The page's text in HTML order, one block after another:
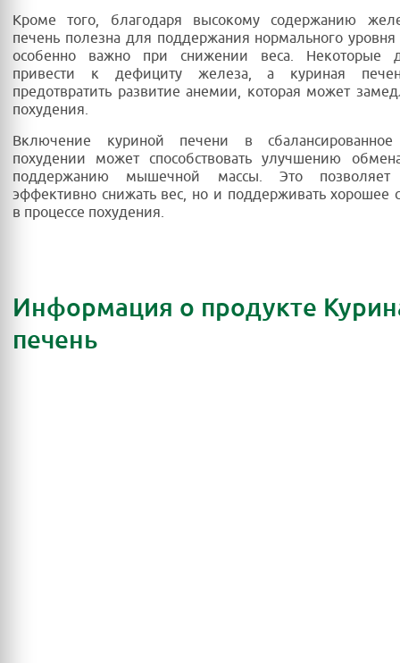
Кроме того, благодаря высокому содержанию
печень полезна для поддержания нормального уровня
особенно важно при снижении веса. Некоторые
привести к дефициту железа, а куриная
предотвратить развитие анемии, которая может
похудения.
Включение куриной печени в
похудении может способствовать улучшению
поддержанию мышечной массы. Это
эффективно снижать вес, но и поддерживать хорошее
в процессе похудения.
Информация о продукте
печень